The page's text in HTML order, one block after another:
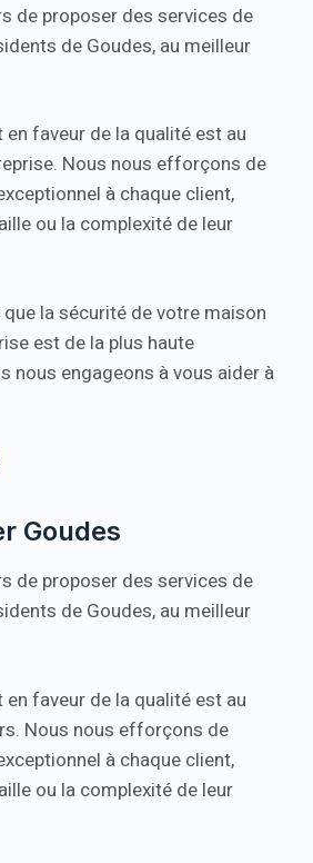
de proposer des services de
de Goudes, au meilleur
faveur de la qualité est au
Nous nous efforçons de
à chaque client,
ou la complexité de leur
la sécurité de votre maison
est de la plus haute
nous engageons à vous aider à
Goudes
de proposer des services de
de Goudes, au meilleur
faveur de la qualité est au
Nous nous efforçons de
à chaque client,
ou la complexité de leur